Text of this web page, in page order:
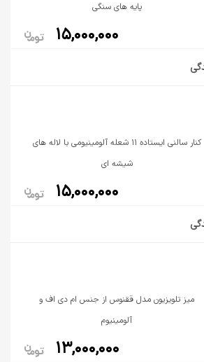
پایه های سنگی
15,000,000
کنار سالنی ایستاده 11 شعله آلومینیومی با لاله های
شیشه ای
15,000,000
میز تلویزیون مدل ققنوس از جنس ام دی اف و
آلومینیوم
13,000,000